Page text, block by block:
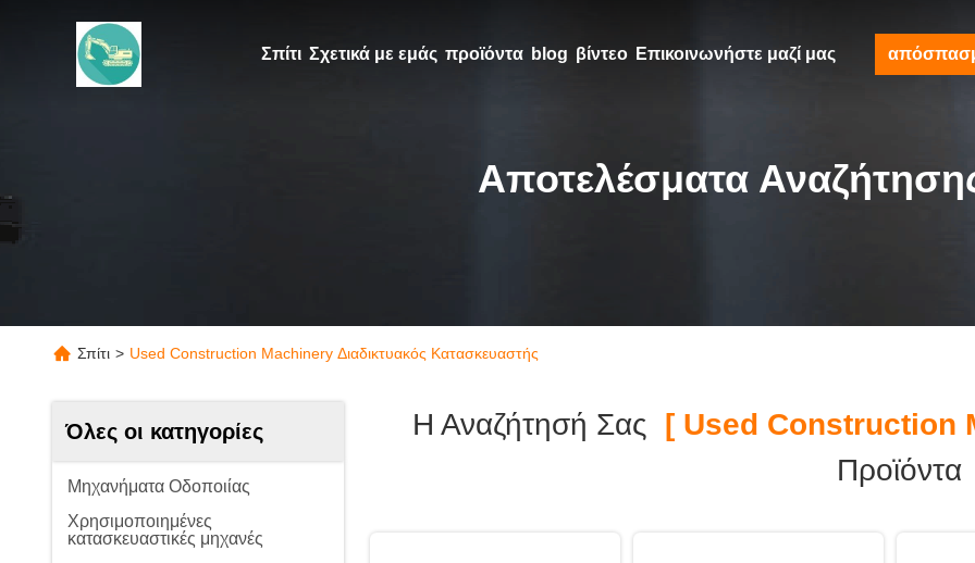
Σπίτι Σχετικά με εμάς προϊόντα blog βίντεο Επικοινωνήστε μαζί μας
Αποτελέσματα
Σπίτι > Used Construction Machinery Διαδικτυακός Κατασκευαστής
Όλες οι κατηγορίες
Μηχανήματα Οδοποιίας
Χρησιμοποιημένες
κατασκευαστικές μηχανές
Η Αναζήτησή Σας [ Used Construction
Προϊόντα